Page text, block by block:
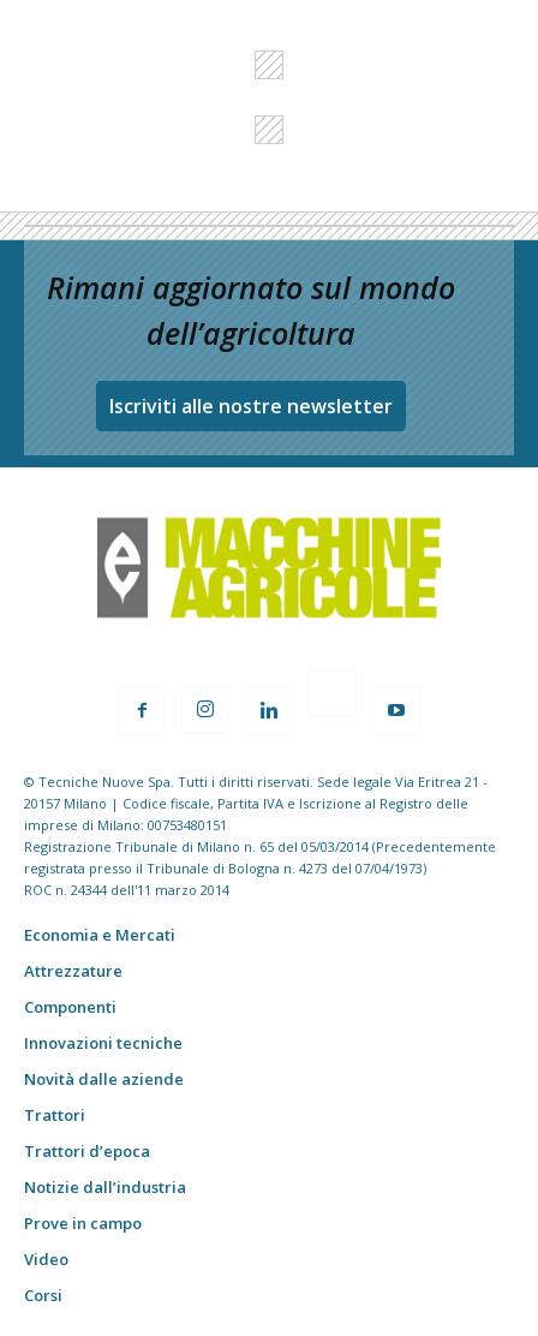
Rimani aggiornato sul mondo
dell’agricoltura
Iscriviti alle nostre newsletter
© Tecniche Nuove Spa. Tutti i diritti riservati. Sede legale Via Eritrea 21 -
20157 Milano | Codice fiscale, Partita IVA e Iscrizione al Registro delle
imprese di Milano: 00753480151
Registrazione Tribunale di Milano n. 65 del 05/03/2014 (Precedentemente
registrata presso il Tribunale di Bologna n. 4273 del 07/04/1973)
ROC n. 24344 dell'11 marzo 2014
Economia e Mercati
Attrezzature
Componenti
Innovazioni tecniche
Novità dalle aziende
Trattori
Trattori d’epoca
Notizie dall’industria
Prove in campo
Video
Corsi